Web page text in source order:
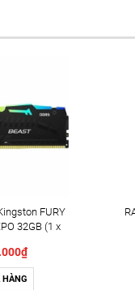
FURY
32GB (1 x
32)
HÀNG